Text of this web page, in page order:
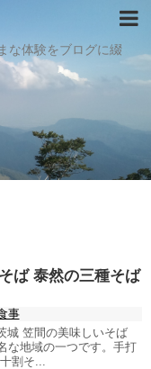
な体験をブログに綴
ば 泰然の三種そば
事
城 笠間の美味しいそば
な地域の一つです。手打
割そ...